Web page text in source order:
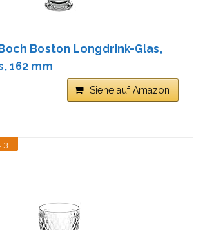
Boston Longdrink-Glas,
162 mm
Siehe auf Amazon
3